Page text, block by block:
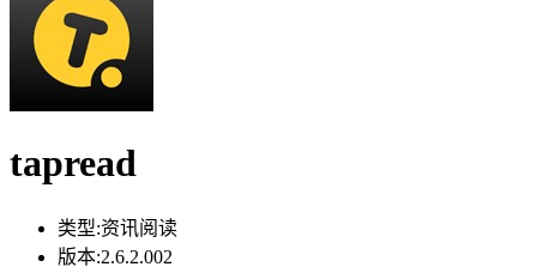
tapread
类型:资讯阅读
版本:2.6.2.002